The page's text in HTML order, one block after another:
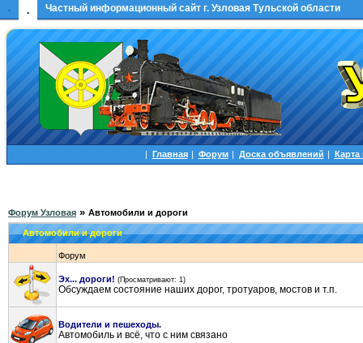
. . Частный информационный сайт г. Узловая Тульской области
| Главная | Форум | Доска объявлений | Карта
Форум Узловая » Автомобили и дороги
Автомобили и дороги
Форум
Эх... дороги! (Просматривают: 1)
Обсуждаем состояние наших дорог, тротуаров, мостов и т.п.
Водители и пешеходы.
Автомобиль и всё, что с ним связано